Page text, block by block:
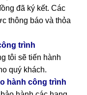
đã ký kết. Các
thông báo và thỏa
trình
tôi sẽ tiến hành
quý khách.
hành công trình